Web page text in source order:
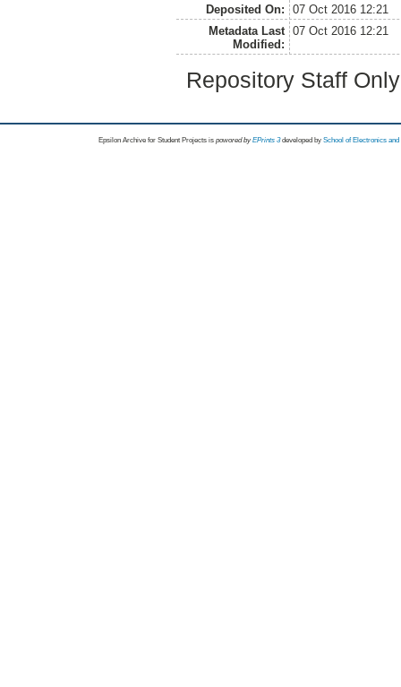
Deposited On:
07 Oct 2016 12:21
Metadata Last
Modified:
07 Oct 2016 12:21
Repository Staff
Epsilon Archive for Student Projects is powored byEPrints 3 developed by School of Electronics